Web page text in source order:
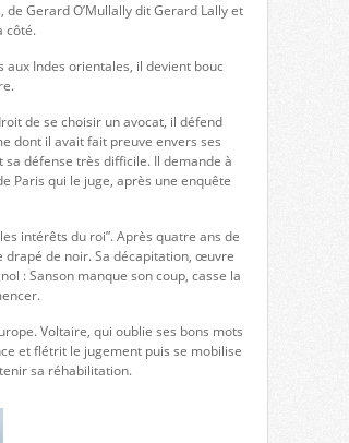
Gerard O’Mullally dit Gerard Lally et
côté.
Indes orientales, il devient bouc
de se choisir un avocat, il défend
dont il avait fait preuve envers ses
défense très difficile. Il demande à
Paris qui le juge, après une enquête
intérêts du roi”. Après quatre ans de
drapé de noir. Sa décapitation, œuvre
: Sanson manque son coup, casse la
Voltaire, qui oublie ses bons mots
et flétrit le jugement puis se mobilise
sa réhabilitation.